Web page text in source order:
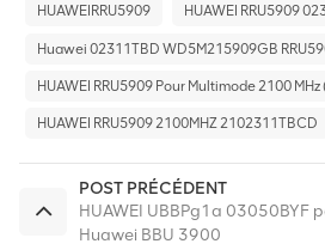
HUAWEIRRU5909 HUAWEI RRU5909
Huawei 02311TBD WD5M215909GB
HUAWEI RRU5909 Pour Multimode 2100
HUAWEI RRU5909 2100MHZ 2102311TBCD
POST PRÉCÉDENT
HUAWEI UBBPg1a 03050BYF
Huawei BBU 3900